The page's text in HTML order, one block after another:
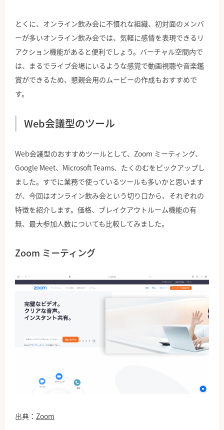
とくに、オンライン飲み会に不慣れな組織、初対面のメンバ
ーが多いオンライン飲み会では、気軽に感情を表現できるリ
アクション機能があると便利でしょう。バーチャル空間内で
は、まるでライブ会場にいるような感覚で動画視聴や音楽鑑
賞ができるため、懇親会用のムービーの作成もおすすめで
す。
Web会議型のツール
Web会議型のおすすめツールとして、Zoom ミーティング、
Google Meet、Microsoft Teams、たくのむをピックアップし
ました。すでに業務で使っているツールも多いかと思います
が、今回はオンライン飲み会という切り口から、それぞれの
特徴を紹介します。価格、ブレイクアウトルーム機能の有
無、最大参加人数についても比較してみました。
Zoom ミーティング
出典： Zoom